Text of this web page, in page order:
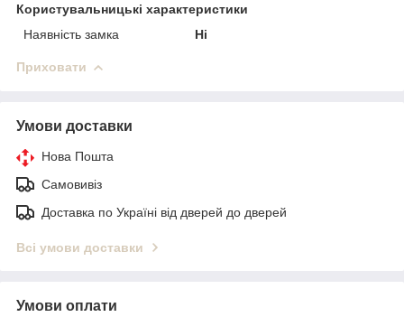
Користувальницькі характеристики
Наявність замка
Ні
Приховати
Умови доставки
Нова Пошта
Самовивіз
Доставка по Україні від дверей до дверей
Всі умови доставки
Умови оплати